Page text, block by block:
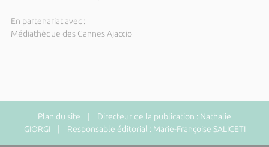
En partenariat avec :
Médiathèque des Cannes Ajaccio
Plan du site | Directeur de la publication : Nathalie
GIORGI | Responsable éditorial : Marie-Françoise SALICETI